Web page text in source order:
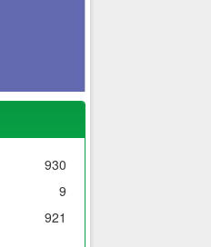
930
9
921